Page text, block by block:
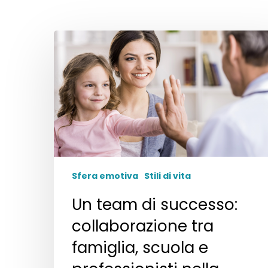
Sfera emotiva Stili di vita
Un team di successo:
collaborazione tra
famiglia, scuola e